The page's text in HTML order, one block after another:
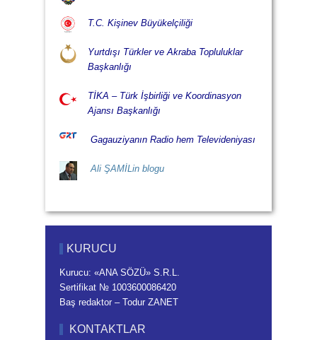
T.C. Kişinev Büyükelçiliği
Yurtdışı Türkler ve Akraba Topluluklar
Başkanlığı
TİKA – Türk İşbirliği ve Koordinasyon
Ajansı Başkanlığı
Gagauziyanın Radio hem Televideniyası
Ali ŞAMİLin blogu
KURUCU
Kurucu: «ANA SÖZÜ» S.R.L.
Sertifikat № 1003600086420
Baş redaktor – Todur ZANET
KONTAKTLAR